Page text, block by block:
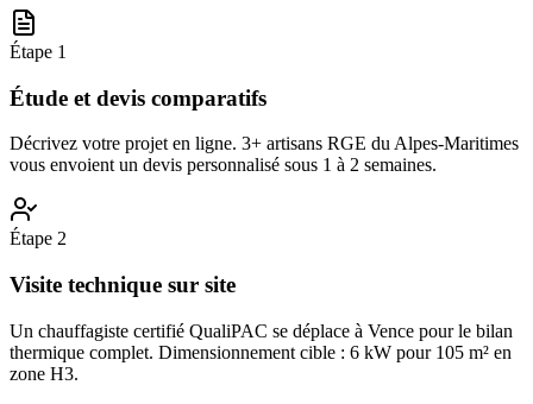
Étape 1
Étude et devis comparatifs
Décrivez votre projet en ligne. 3+ artisans RGE du Alpes-Maritimes
vous envoient un devis personnalisé sous 1 à 2 semaines.
Étape 2
Visite technique sur site
Un chauffagiste certifié QualiPAC se déplace à Vence pour le bilan
thermique complet. Dimensionnement cible : 6 kW pour 105 m² en
zone H3.